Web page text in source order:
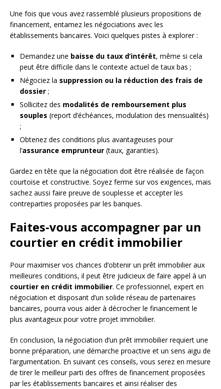
Une fois que vous avez rassemblé plusieurs propositions de
financement, entamez les négociations avec les
établissements bancaires. Voici quelques pistes à explorer :
Demandez une baisse du taux d’intérêt, même si cela
peut être difficile dans le contexte actuel de taux bas ;
Négociez la suppression ou la réduction des frais de
dossier ;
Sollicitez des modalités de remboursement plus
souples (report d’échéances, modulation des mensualités)
;
Obtenez des conditions plus avantageuses pour
l’assurance emprunteur (taux, garanties).
Gardez en tête que la négociation doit être réalisée de façon
courtoise et constructive. Soyez ferme sur vos exigences, mais
sachez aussi faire preuve de souplesse et accepter les
contreparties proposées par les banques.
Faites-vous accompagner par un
courtier en crédit immobilier
Pour maximiser vos chances d’obtenir un prêt immobilier aux
meilleures conditions, il peut être judicieux de faire appel à un
courtier en crédit immobilier. Ce professionnel, expert en
négociation et disposant d’un solide réseau de partenaires
bancaires, pourra vous aider à décrocher le financement le
plus avantageux pour votre projet immobilier.
En conclusion, la négociation d’un prêt immobilier requiert une
bonne préparation, une démarche proactive et un sens aigu de
l’argumentation. En suivant ces conseils, vous serez en mesure
de tirer le meilleur parti des offres de financement proposées
par les établissements bancaires et ainsi réaliser des